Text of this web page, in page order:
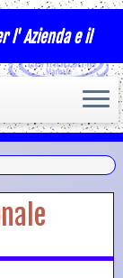
l' Azienda e il